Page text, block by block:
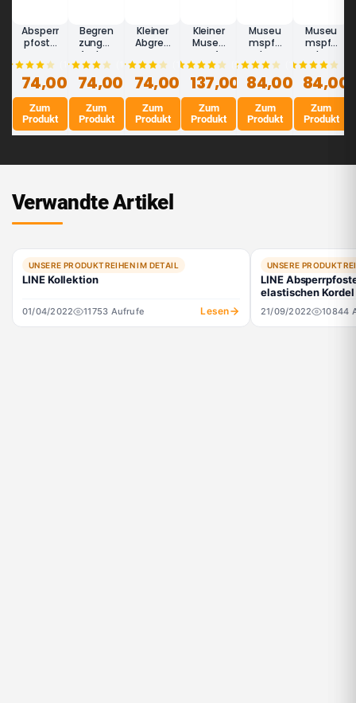
Absperr
pfoste
45cm
schwar
z - LINE
MINI
(10)
74,00 €
Zum
Produkt
Begren
zungsp
fosten
45 cm
(Silber)
- LINE
MINI
(16)
74,00 €
Zum
Produkt
Kleiner
Abgren
fosten
weiß
45 cm
- LINE
MINI
(16)
74,00 €
Zum
Produkt
Kleiner
Museu
mspfo
sten
Edelsta
hl
satinier
t 45
cm -
LINE
(5)
137,00 €
Zum
Produkt
Museu
mspfo
sten
mit
Kordel
(schwa
rz) -
LINE
(16)
84,00 €
Zum
Produkt
Museu
mspfo
sten
silber
LINE -
Absperr
pfoste
n für
Galerie
n
84,00
Zum
Produkt
Verwandte Artikel
UNSERE PRODUKTREIHEN IM DETAIL
LINE Kollektion
01/04/2022 11753 Aufrufe Lesen
UNSERE
LINE
elastischen Kordel
21/09/2022 10844